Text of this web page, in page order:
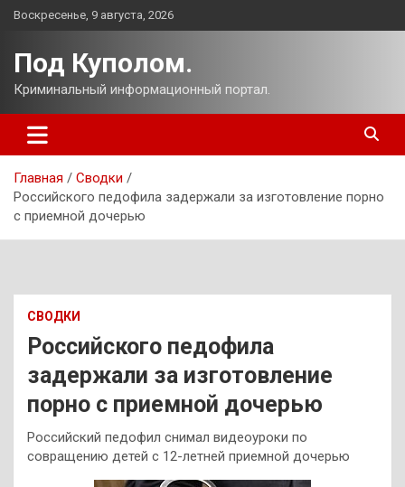
Перейти
Воскресенье, 9 августа, 2026
Под Куполом.
Криминальный информационный портал.
Главная
Сводки
Российского педофила задержали за изготовление порно
с приемной дочерью
СВОДКИ
Российского педофила
задержали за изготовление
порно с приемной дочерью
Российский педофил снимал видеоуроки по
совращению детей с 12-летней приемной дочерью